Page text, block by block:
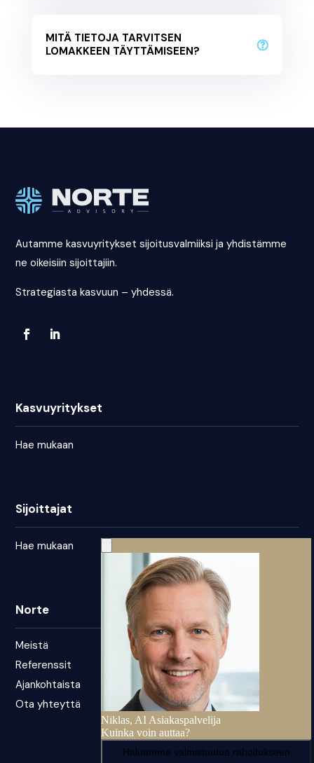
MITÄ TIETOJA TARVITSEN
LOMAKKEEN TÄYTTÄMISEEN?
Autamme kasvuyritykset sijoitusvalmiiksi ja yhdistämme
ne oikeisiin sijoittajiin.
Strategiasta kasvuun – yhdessä.
Kasvuyritykset
Hae mukaan
Sijoittajat
Hae mukaan
Norte
Meistä
Referenssit
Ajankohtaista
Ota yhteyttä